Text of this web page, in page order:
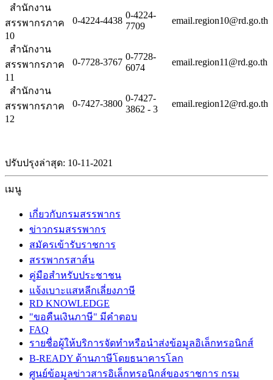
สำนักงาน
สรรพากรภาค
10
0-4224-4438
0-4224-
7709
email.region10@rd.go.th
สำนักงาน
สรรพากรภาค
11
0-7728-3767
0-7728-
6074
email.region11@rd.go.th
สำนักงาน
สรรพากรภาค
12
0-7427-3800
0-7427-
3862 - 3
email.region12@rd.go.th
ปรับปรุงล่าสุด: 10-11-2021
เมนู
เกี่ยวกับกรมสรรพากร
ข่าวกรมสรรพากร
สมัครเข้ารับราชการ
สรรพากรสาส์น
คู่มือสำหรับประชาชน
แจ้งเบาะแสหลีกเลี่ยงภาษี
RD KNOWLEDGE
"ขอคืนเงินภาษี" มีคำตอบ
FAQ
รายชื่อผู้ให้บริการจัดทำหรือนำส่งข้อมูลอิเล็กทรอนิกส์
B-READY ด้านภาษีโดยธนาคารโลก
ศูนย์ข้อมูลข่าวสารอิเล็กทรอนิกส์ของราชการ กรม